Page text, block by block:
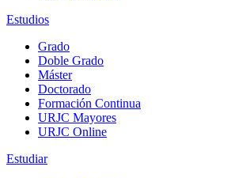
Estudios
Grado
Doble Grado
Máster
Doctorado
Formación Continua
URJC Mayores
URJC Online
Estudiar